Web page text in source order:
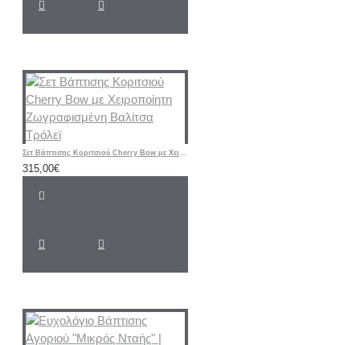
Σετ Βάπτισης Κοριτσιού Cherry Bow με Χειροποίητη Ζωγραφισμένη Βαλίτσα Τρόλεϊ
315,00€